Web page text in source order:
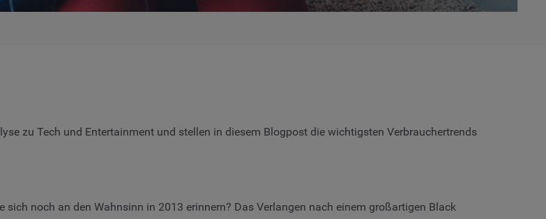
zu Tech und Entertainment und stellen in diesem Blogpost die wichtigsten Verbrauchertrends
noch an den Wahnsinn in 2013 erinnern? Das Verlangen nach einem großartigen Black